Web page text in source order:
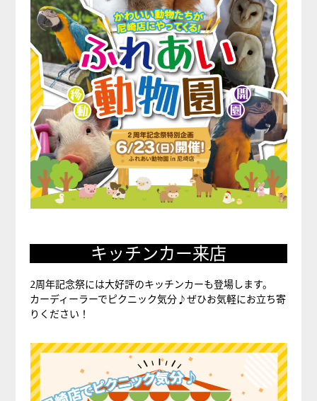
キッチンカー来店
2周年記念祭には大好評のキッチンカーも登場します。
カーディーラーでピクニック気分♪ぜひお気軽にお立ち寄
りください！